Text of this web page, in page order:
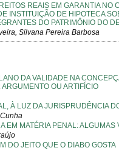
REAIS EM GARANTIA NO
INSTITUIÇÃO DE HIPOTECA
DO PATRIMÔNIO DO
Silvana Pereira Barbosa
DA VALIDADE NA
OU ARTIFÍCIO
À LUZ DA JURISPRUDÊNCIA
EM MATÉRIA PENAL: ALGUMAS
DO JEITO QUE O DIABO GOSTA